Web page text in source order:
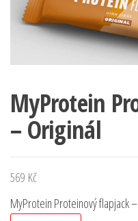
MyProtein
– Originál
569 Kč
MyProtein Proteinový flapjack